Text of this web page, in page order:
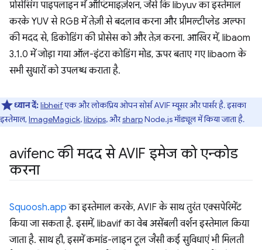
प्रोसेसिंग पाइपलाइन में ऑप्टिमाइज़ेशन, जैसे कि libyuv का इस्तेमाल
करके YUV से RGB में तेज़ी से बदलाव करना और प्रीमल्टीप्लेड अल्फा
की मदद से, डिकोडिंग की प्रोसेस को और तेज़ करना. आखिर में, libaom
3.1.0 में जोड़ा गया ऑल-इंटरा कोडिंग मोड, ऊपर बताए गए libaom के
सभी सुधारों को उपलब्ध कराता है.
ध्यान दें:libheifएक और लोकप्रिय ओपन सोर्स AVIF म्यूसर और पार्सर है. इसका
इस्तेमाल, ImageMagick,libvips, औरsharpNode.js मॉड्यूल में किया जाता है.
avifenc की मदद से AVIF इमेज को एन्कोड
करना
Squoosh.app का इस्तेमाल करके, AVIF के साथ तुरंत एक्सपेरिमेंट
किया जा सकता है. इसमें, libavif का वेब असेंबली वर्शन इस्तेमाल किया
जाता है. साथ ही, इसमें कमांड-लाइन टूल जैसी कई सुविधाएं भी मिलती